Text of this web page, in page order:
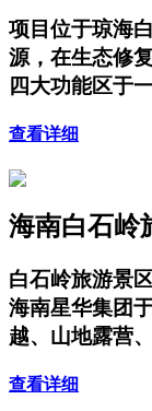
项目位于琼海
源，在生态修
四大功能区于
查看详细
海南白石岭
白石岭旅游景
海南星华集团
越、山地露营
查看详细